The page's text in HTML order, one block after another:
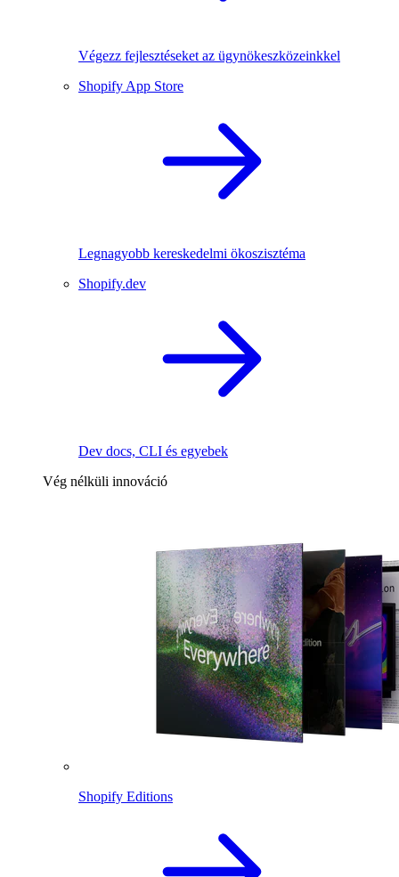
Végezz fejlesztéseket az ügynökeszközeinkkel
Shopify App Store
Legnagyobb kereskedelmi ökoszisztéma
Shopify.dev
Dev docs, CLI és egyebek
Vég nélküli innováció
Shopify Editions